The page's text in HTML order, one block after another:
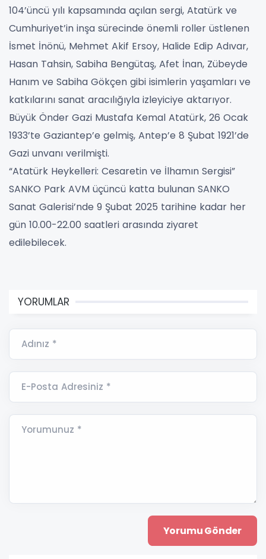
104’üncü yılı kapsamında açılan sergi, Atatürk ve
Cumhuriyet’in inşa sürecinde önemli roller üstlenen
İsmet İnönü, Mehmet Akif Ersoy, Halide Edip Adıvar,
Hasan Tahsin, Sabiha Bengütaş, Afet İnan, Zübeyde
Hanım ve Sabiha Gökçen gibi isimlerin yaşamları ve
katkılarını sanat aracılığıyla izleyiciye aktarıyor.
Büyük Önder Gazi Mustafa Kemal Atatürk, 26 Ocak
1933’te Gaziantep’e gelmiş, Antep’e 8 Şubat 1921’de
Gazi unvanı verilmişti.
“Atatürk Heykelleri: Cesaretin ve İlhamın Sergisi”
SANKO Park AVM üçüncü katta bulunan SANKO
Sanat Galerisi’nde 9 Şubat 2025 tarihine kadar her
gün 10.00-22.00 saatleri arasında ziyaret
edilebilecek.
YORUMLAR
Adınız *
E-Posta Adresiniz *
Yorumunuz *